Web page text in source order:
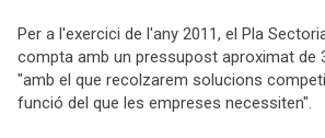
Per a l'exercici de l'any 2011, el Pla
compta amb un pressupost aproximat de
"amb el que recolzarem solucions
funció del que les empreses necessiten".